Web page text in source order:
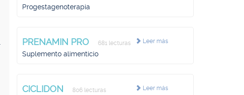
Progestagenoterapia
Leer más
PRENAMIN PRO 681 lecturas
Suplemento alimenticio
Leer más
CICLIDON 806 lecturas